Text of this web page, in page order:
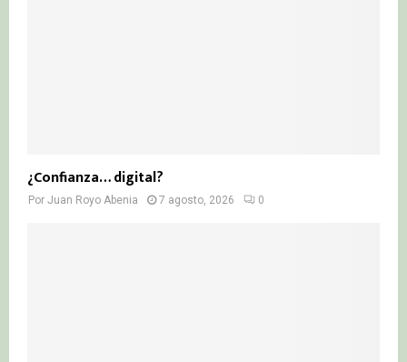
¿Confianza… digital?
Por Juan Royo Abenia 7 agosto, 2026 0